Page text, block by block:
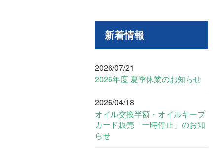
新着情報
2026/07/21
2026年度 夏季休業のお知らせ
2026/04/18
オイル交換半額・オイルキープ
カード販売「一時停止」のお知
らせ